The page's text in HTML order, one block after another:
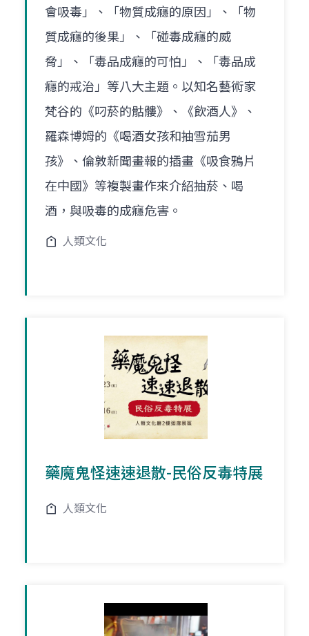
會吸毒」、「物質成癮的原因」、「物
質成癮的後果」、「碰毒成癮的威
脅」、「毒品成癮的可怕」、「毒品成
癮的戒治」等八大主題。以知名藝術家
梵谷的《叼菸的骷髏》、《飲酒人》、
羅森博姆的《喝酒女孩和抽雪茄男
孩》、倫敦新聞畫報的插畫《吸食鴉片
在中國》等複製畫作來介紹抽菸、喝
酒，與吸毒的成癮危害。
人類文化
藥魔鬼怪速速退散-民俗反毒特展
人類文化